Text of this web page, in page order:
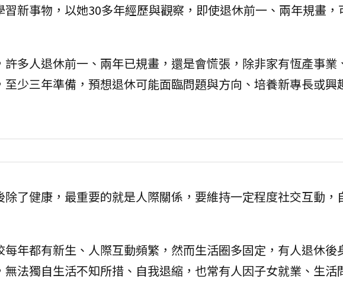
新事物，以她30多年經歷與觀察，即使退休前一、兩年規畫，
多人退休前一、兩年已規畫，還是會慌張，除非家有恆產事業
至少三年準備，預想退休可能面臨問題與方向、培養新專長或興
了健康，最重要的就是人際關係，要維持一定程度社交互動，
年都有新生、人際互動頻繁，然而生活圈多固定，有人退休後
無法獨自生活不知所措、自我退縮，也常有人因子女就業、生活